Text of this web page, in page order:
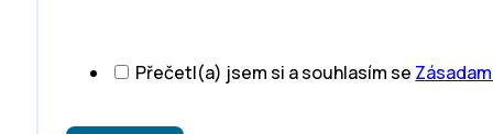
Přečetl(a) jsem si a souhlasím se